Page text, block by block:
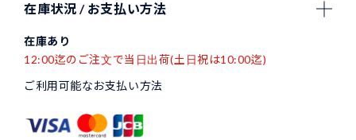
在庫状況 / お支払い方法
在庫あり
12:00迄のご注文で当日出荷(土日祝は10:00迄)
ご利用可能なお支払い方法